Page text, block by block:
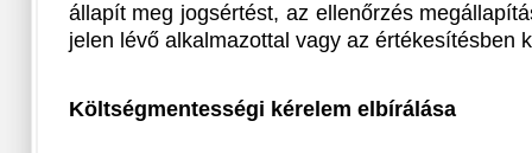
állapít meg jogsértést, az ellenőrzés
jelen lévő alkalmazottal vagy az értékesítésben
Költségmentességi kérelem elbírálása